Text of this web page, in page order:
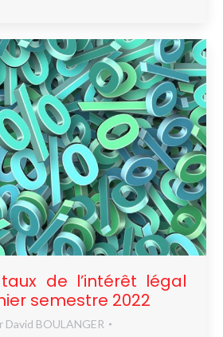
de l’intérêt légal
semestre 2022
David BOULANGER